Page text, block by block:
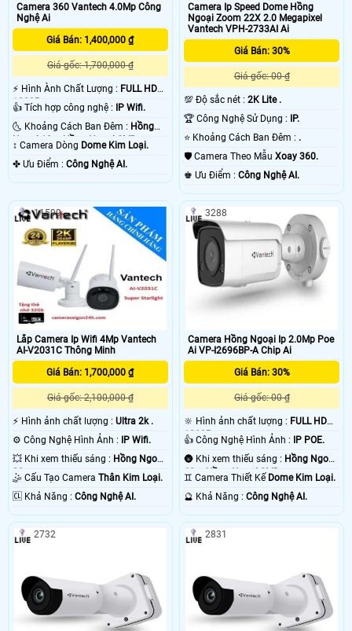
Camera 360 Vantech 4.0Mp Công
Nghệ Ai
Giá Bán: 1,400,000 ₫
Giá gốc: 1,700,000 ₫
️⚡ Hình Ành Chất Lượng : FULL HD
1080P .
👍 Tích hợp công nghệ : IP Wifi.
🌜 Khoảng Cách Ban Đêm : Hồng
Ngoại 10m Hồng Ngoại SMD.
↕️ Camera Dòng Dome Kim Loại.
️✤ Ưu Điểm : Công Nghệ AI.
Camera Ip Speed Dome Hồng
Ngoại Zoom 22X 2.0 Megapixel
Vantech VPH-2733AI Ai
Giá Bán: 30%
Giá gốc: 00 ₫
💯 Độ sắc nét :2K Lite .
🏆 Công Nghệ Sử Dụng : IP.
⭐ Khoảng Cách Ban Đêm : .
🛡 Camera Theo MẫuXoay 360.
️♚ Ưu Điểm :Công Nghệ AI.
Lắp Camera Ip Wifi 4Mp Vantech
AI-V2031C Thông Minh
Giá Bán: 1,700,000 ₫
Giá gốc: 2,100,000 ₫
️⚡ Hình ảnh chất lượng : Ultra 2k .
⚙ Công Nghệ Hình Ảnh : IP Wifi.
💥 Khi xem thiếu sáng : Hồng Ngoại
30m .🤹 Cấu Tạo Camera Thân Kim Loại.
️🆑 Khả Năng : Công Nghệ AI.
11599
Camera Hồng Ngoại Ip 2.0Mp Poe
Ai VP-I2696BP-A Chip Ai
Giá Bán: 30%
Giá gốc: 00 ₫
🔆 Hình ảnh chất lượng : FULL HD
1080P .
👍 Công Nghệ Hình Ảnh : IP POE.
🌚 Khi xem thiếu sáng : Hồng Ngoại
60m Hồng Ngoại SMD.
♊ Camera Thiết Kế Dome Kim Loại.
️🔮 Khả Năng :Công Nghệ AI.
3288
2732 2831